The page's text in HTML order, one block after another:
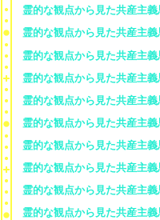
霊的な観点から見た共産主
霊的な観点から見た共産主
霊的な観点から見た共産主
霊的な観点から見た共産主
霊的な観点から見た共産主
霊的な観点から見た共産主
霊的な観点から見た共産主
霊的な観点から見た共産主
霊的な観点から見た共産主
霊的な観点から見た共産主